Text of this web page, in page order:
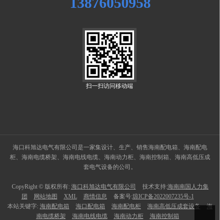
扫一扫访问移动端
海口科旭达电气有限公司是一家集设计、生产、销售海南配电箱、海南配电
柜、海南电缆桥架、海南电线电缆、海南动力柜、海南控制箱、海南高低压成
套电气设备的公司。
CopyRight © 版权所有: 海口科旭达电气有限公司 技术支持:海南南国人力集
团
网站地图 XML 商情信息 备案号:琼ICP备2022007235号-1
本站关键字: 海南配电箱 海口配电箱 海南配电柜 海南高低压成套设备
海
南电缆桥架
海南电线电缆 海南动力柜 海南控制箱